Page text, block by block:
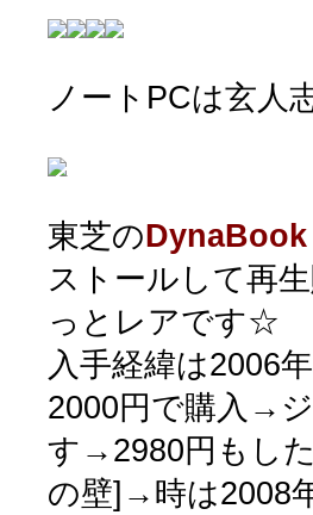
ノートPCは玄人
東芝のDynaBook
ストールして再
っとレアです☆
入手経緯は2006
2000円で購入→
す→2980円もし
の壁]→時は2008